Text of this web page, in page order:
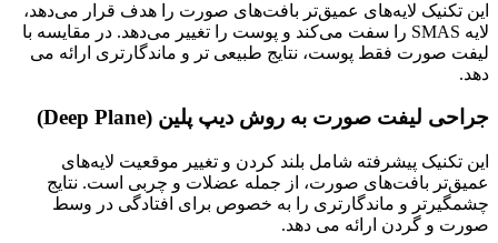
این تکنیک لایه‌های عمیق‌تر بافت‌های صورت را هدف قرار می‌دهد،
لایه SMAS را سفت می‌کند و پوست را تغییر می‌دهد. در مقایسه با
لیفت صورت فقط پوست، نتایج طبیعی تر و ماندگارتری ارائه می
دهد.
جراحی لیفت صورت به روش دیپ پلین (Deep Plane)
این تکنیک پیشرفته شامل بلند کردن و تغییر موقعیت لایه‌های
عمیق‌تر بافت‌های صورت، از جمله عضلات و چربی است. نتایج
چشمگیرتر و ماندگارتری را به خصوص برای افتادگی در وسط
صورت و گردن ارائه می دهد.